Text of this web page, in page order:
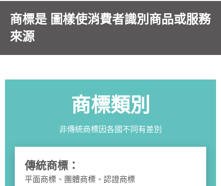
商標是 圖樣使消費者識別商品或服務
來源
商標類別
非傳統商標因各國不同有差別
傳統商標：
平面商標、團體商標、認證商標